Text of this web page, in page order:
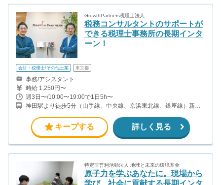
GrowthPartners税理士法人
税務コンサルタントのサポートが
できる税理士事務所の長期インタ
ーン！
会計・税理士/その他士業 東京都
事務/アシスタント
時給 1,250円〜
週3日〜/10:00〜19:00で1日5h〜
神田駅より徒歩5分（山手線、中央線、京浜東北線、銀座線）新日
蔵門線）／小伝馬町駅より徒歩10分（日比谷線）
キープする 詳しく見る
特定非営利活動法人 地球と未来の環境基金
原子力を学ぶあなたに。現場から